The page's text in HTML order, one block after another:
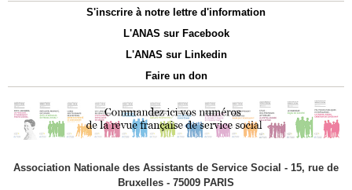
S'inscrire à notre lettre d'information
L'ANAS sur Facebook
L'ANAS sur Linkedin
Faire un don
Association Nationale des Assistants de Service Social - 15, rue de
Bruxelles - 75009 PARIS